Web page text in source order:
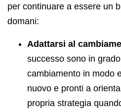
per continuare a essere un
domani:
Adattarsi al
successo sono in
cambiamento in modo
nuovo e pronti a
propria strategia